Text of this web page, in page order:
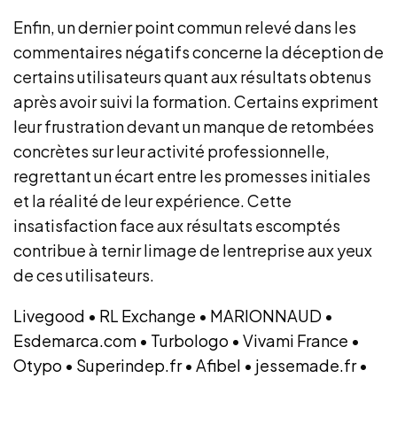
Enfin, un dernier point commun relevé dans les
commentaires négatifs concerne la déception de
certains utilisateurs quant aux résultats obtenus
après avoir suivi la formation. Certains expriment
leur frustration devant un manque de retombées
concrètes sur leur activité professionnelle,
regrettant un écart entre les promesses initiales
et la réalité de leur expérience. Cette
insatisfaction face aux résultats escomptés
contribue à ternir limage de lentreprise aux yeux
de ces utilisateurs.
Livegood • RL Exchange • MARIONNAUD •
Esdemarca.com • Turbologo • Vivami France •
Otypo • Superindep.fr• Afibel • jessemade.fr•